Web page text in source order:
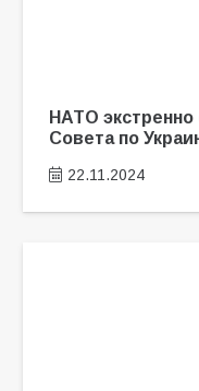
НАТО экстренно
Совета по
22.11.2024